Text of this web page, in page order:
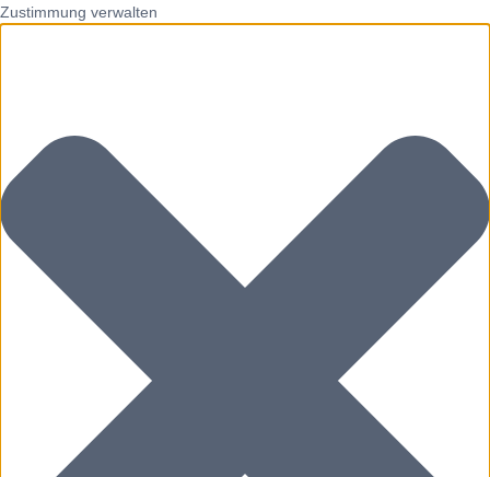
Zustimmung verwalten